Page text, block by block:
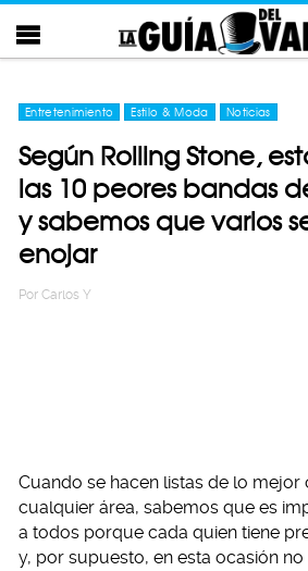
Entretenimiento Estilo & Moda Noticias
Según Rolling Stone,
las 10 peores bandas
y sabemos que varios
enojar
Por Carlos Y
Cuando se hacen listas de lo mejor
cualquier área, sabemos que es
a todos porque cada quien tiene
y, por supuesto, en esta ocasión